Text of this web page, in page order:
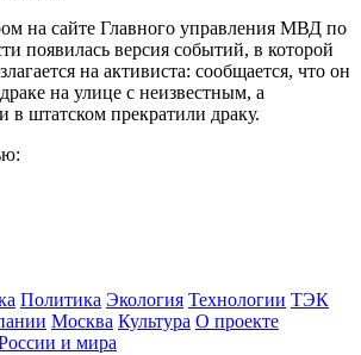
на сайте Главного управления МВД по
появилась версия событий, в которой
на активиста: сообщается, что он
на улице с неизвестным, а
в штатском прекратили драку.
Политика Экология Технологии ТЭК
Москва Культура О проекте
и мира